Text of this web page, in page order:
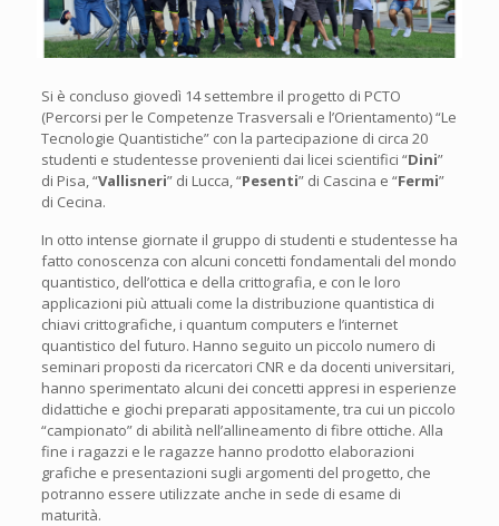
Si è concluso giovedì 14 settembre il progetto di PCTO
(Percorsi per le Competenze Trasversali e l’Orientamento) “Le
Tecnologie Quantistiche” con la partecipazione di circa 20
studenti e studentesse provenienti dai licei scientifici “Dini”
di Pisa, “Vallisneri” di Lucca, “Pesenti” di Cascina e “Fermi”
di Cecina.
In otto intense giornate il gruppo di studenti e studentesse ha
fatto conoscenza con alcuni concetti fondamentali del mondo
quantistico, dell’ottica e della crittografia, e con le loro
applicazioni più attuali come la distribuzione quantistica di
chiavi crittografiche, i quantum computers e l’internet
quantistico del futuro. Hanno seguito un piccolo numero di
seminari proposti da ricercatori CNR e da docenti universitari,
hanno sperimentato alcuni dei concetti appresi in esperienze
didattiche e giochi preparati appositamente, tra cui un piccolo
“campionato” di abilità nell’allineamento di fibre ottiche. Alla
fine i ragazzi e le ragazze hanno prodotto elaborazioni
grafiche e presentazioni sugli argomenti del progetto, che
potranno essere utilizzate anche in sede di esame di
maturità.